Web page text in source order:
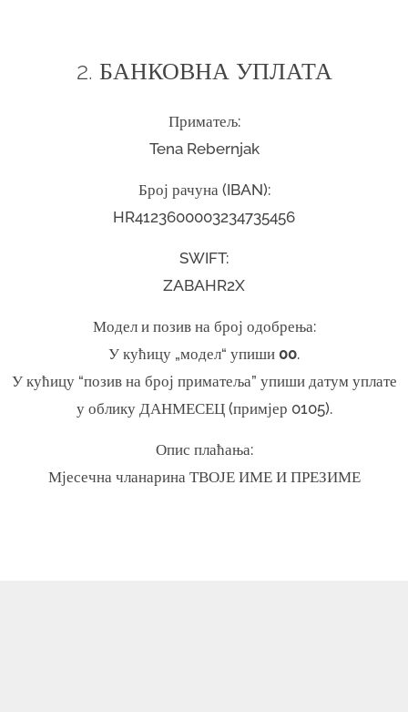
2. БАНКОВНА УПЛАТА
Приматељ:
Tena Rebernjak
Број рачуна (IBAN):
HR4123600003234735456
SWIFT:
ZABAHR2X
Модел и позив на број одобрења:
У кућицу „модел“ упиши 00.
У кућицу “позив на број приматеља” упиши датум уплате
у облику ДАНМЕСЕЦ (примјер 0105).
Опис плаћања:
Мјесечна чланарина ТВОЈЕ ИМЕ И ПРЕЗИМЕ